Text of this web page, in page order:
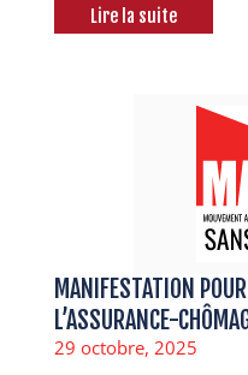
Lire la suite
MANIFESTATION
L’ASSURANCE-
29 octobre, 2025